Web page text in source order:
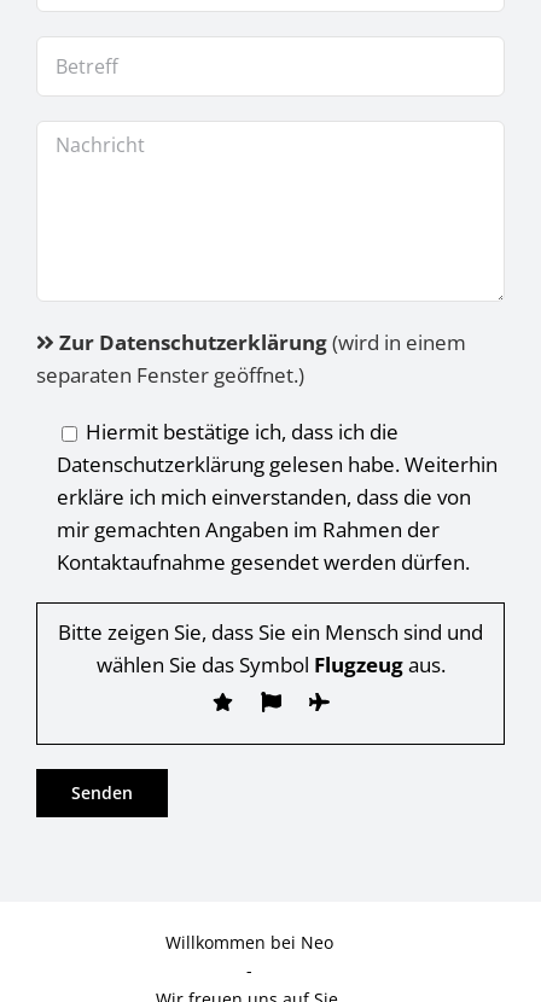
Zur Datenschutzerklärung(wird in einem
separaten Fenster geöffnet.)
Hiermit bestätige ich, dass ich die
Datenschutzerklärung gelesen habe. Weiterhin
erkläre ich mich einverstanden, dass die von
mir gemachten Angaben im Rahmen der
Kontaktaufnahme gesendet werden dürfen.
Bitte zeigen Sie, dass Sie ein Mensch sind und
wählen Sie das Symbol Flugzeugaus.
Willkommen bei Neo
-